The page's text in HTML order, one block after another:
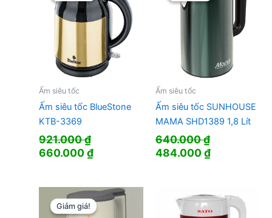
Ấm siêu tốc
Ấm siêu tốc BlueStone
KTB-3369
921.000₫
Giá
921.000 ₫.
660.000₫Giá
là:
660.000 ₫.
Ấm siêu tốc
Ấm siêu tốc SUNHOUSE
MAMA SHD1389 1,8 Lít
640.000₫
Giá
640.000 ₫.
484.000₫Giá
là:
484.000 ₫.
Giảm giá!
Giảm giá!